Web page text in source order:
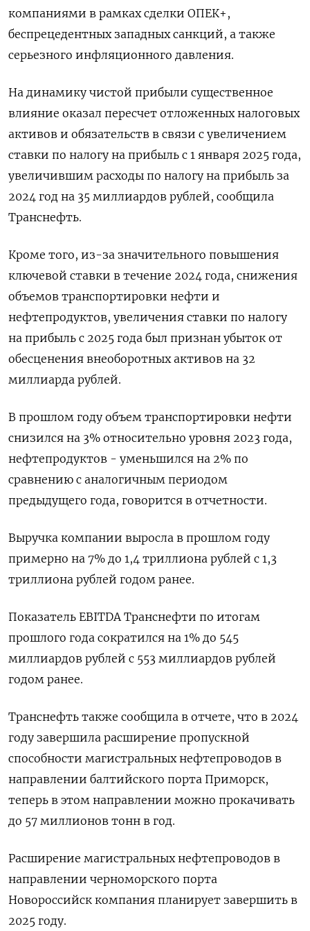
компаниями в рамках сделки ОПЕК+,
беспрецедентных западных санкций, а также
серьезного инфляционного давления.
На динамику чистой прибыли существенное
влияние оказал пересчет отложенных налоговых
активов и обязательств в связи с увеличением
ставки по налогу на прибыль с 1 января 2025 года,
увеличившим расходы по налогу на прибыль за
2024 год на 35 миллиардов рублей, сообщила
Транснефть.
Кроме того, из-за значительного повышения
ключевой ставки в течение 2024 года, снижения
объемов транспортировки нефти и
нефтепродуктов, увеличения ставки по налогу
на прибыль c 2025 года был признан убыток от
обесценения внеоборотных активов на 32
миллиарда рублей.
В прошлом году объем транспортировки нефти
снизился на 3% относительно уровня 2023 года,
нефтепродуктов - уменьшился на 2% по
сравнению с аналогичным периодом
предыдущего года, говорится в отчетности.
Выручка компании выросла в прошлом году
примерно на 7% до 1,4 триллиона рублей с 1,3
триллиона рублей годом ранее.
Показатель EBITDA Транснефти по итогам
прошлого года сократился на 1% до 545
миллиардов рублей с 553 миллиардов рублей
годом ранее.
Транснефть также сообщила в отчете, что в 2024
году завершила расширение пропускной
способности магистральных нефтепроводов в
направлении балтийского порта Приморск,
теперь в этом направлении можно прокачивать
до 57 миллионов тонн в год.
Расширение магистральных нефтепроводов в
направлении черноморского порта
Новороссийск компания планирует завершить в
2025 году.